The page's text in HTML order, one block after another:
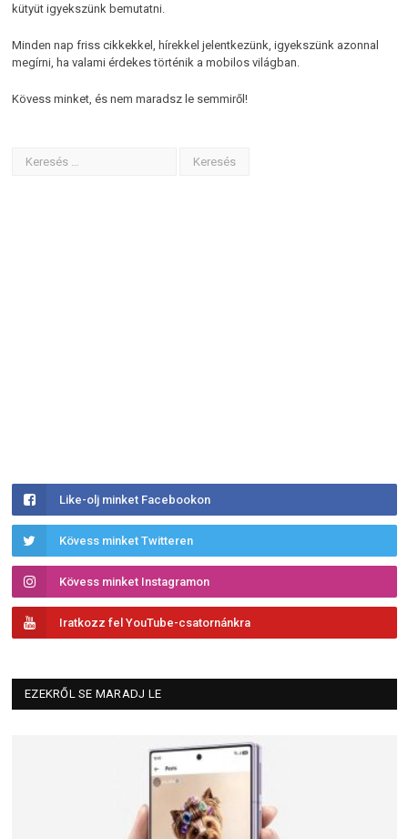
kütyüt igyekszünk bemutatni.
Minden nap friss cikkekkel, hírekkel jelentkezünk, igyekszünk azonnal
megírni, ha valami érdekes történik a mobilos világban.
Kövess minket, és nem maradsz le semmiről!
Like-olj minket Facebookon
Kövess minket Twitteren
Kövess minket Instagramon
Iratkozz fel YouTube-csatornánkra
EZEKRŐL SE MARADJ LE